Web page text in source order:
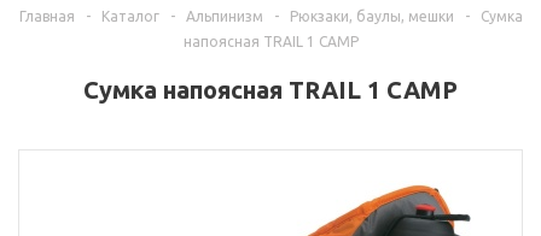
Главная - Каталог - Альпинизм - Рюкзаки, баулы, мешки -
Сумка
напоясная TRAIL 1 CAMP
Сумка напоясная TRAIL 1 CAMP